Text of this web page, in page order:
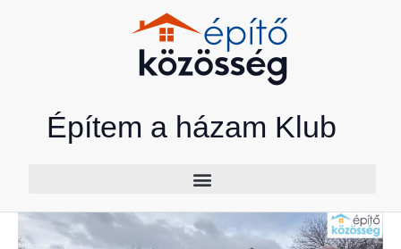
Építem a házam Klub